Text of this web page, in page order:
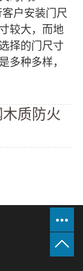
户安装门尺
较大，而地
择的门尺寸
多种多样，
木质防火